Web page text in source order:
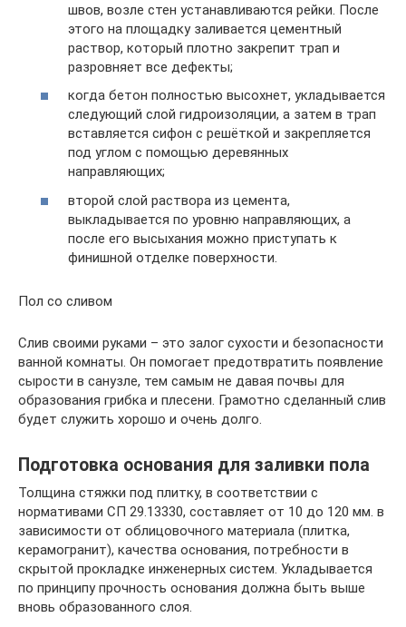
швов, возле стен устанавливаются рейки. После
этого на площадку заливается цементный
раствор, который плотно закрепит трап и
разровняет все дефекты;
когда бетон полностью высохнет, укладывается
следующий слой гидроизоляции, а затем в трап
вставляется сифон с решёткой и закрепляется
под углом с помощью деревянных
направляющих;
второй слой раствора из цемента,
выкладывается по уровню направляющих, а
после его высыхания можно приступать к
финишной отделке поверхности.
Пол со сливом
Слив своими руками – это залог сухости и безопасности
ванной комнаты. Он помогает предотвратить появление
сырости в санузле, тем самым не давая почвы для
образования грибка и плесени. Грамотно сделанный слив
будет служить хорошо и очень долго.
Подготовка основания для заливки пола
Толщина стяжки под плитку, в соответствии с
нормативами СП 29.13330, составляет от 10 до 120 мм. в
зависимости от облицовочного материала (плитка,
керамогранит), качества основания, потребности в
скрытой прокладке инженерных систем. Укладывается
по принципу прочность основания должна быть выше
вновь образованного слоя.